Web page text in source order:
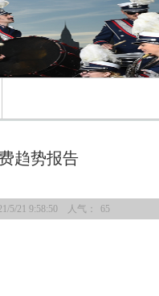
趋势报告
5/21 9:58:50 人气： 65